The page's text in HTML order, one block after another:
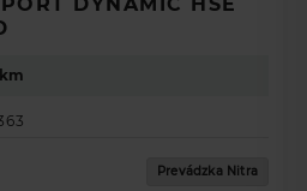
Prevádzka Nitra